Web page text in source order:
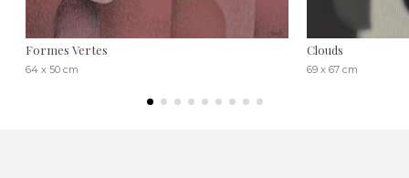
Formes Vertes
64 x 50 cm
Clouds
69 x 67 cm